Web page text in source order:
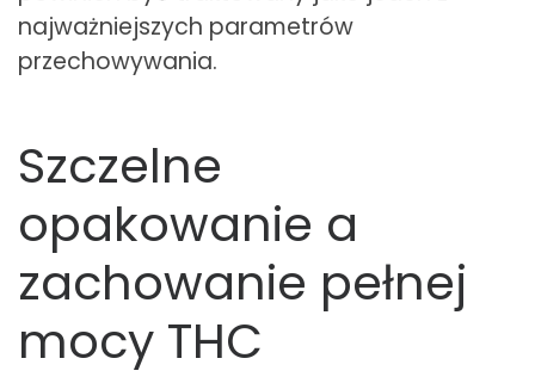
najważniejszych parametrów
przechowywania.
Szczelne
opakowanie a
zachowanie pełnej
mocy THC